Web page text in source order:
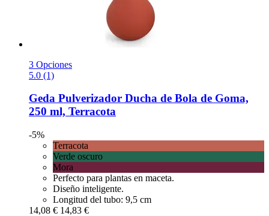
3 Opciones
5.0 (1)
Geda Pulverizador Ducha de Bola de Goma,
250 ml, Terracota
-5%
Terracota
Verde oscuro
Mora
Perfecto para plantas en maceta.
Diseño inteligente.
Longitud del tubo: 9,5 cm
14,08 € 14,83 €